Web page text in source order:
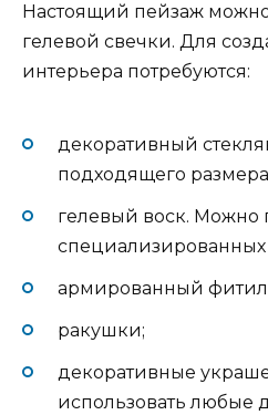
Настоящий пейзаж можно
гелевой свечки. Для
интерьера потребуются:
декоративный
подходящего
гелевый воск. Можно
специализированных
армированный
ракушки;
декоративные
использовать любые